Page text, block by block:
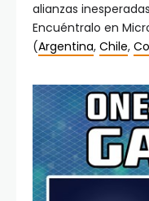
alianzas
Encuéntralo en
(Argentina, Chile,